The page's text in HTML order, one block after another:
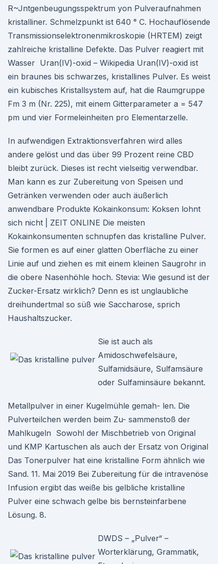
R~Jntgenbeugungsspektrum yon Pulveraufnahmen
kristalliner. Schmelzpunkt ist 640 ° С. Hochauflösende
Transmissionselektronenmikroskopie (HRTEM) zeigt
zahlreiche kristalline Defekte. Das Pulver reagiert mit
Wasser Uran(IV)-oxid – Wikipedia Uran(IV)-oxid ist
ein braunes bis schwarzes, kristallines Pulver. Es weist
ein kubisches Kristallsystem auf, hat die Raumgruppe
Fm 3 m (Nr. 225), mit einem Gitterparameter a = 547
pm und vier Formeleinheiten pro Elementarzelle.
In aufwendigen Extraktionsverfahren wird alles
andere gelöst und das über 99 Prozent reine CBD
bleibt zurück. Dieses ist recht vielseitig verwendbar.
Man kann es zur Zubereitung von Speisen und
Getränken verwenden oder auch äußerlich
anwendbare Produkte Kokainkonsum: Koksen lohnt
sich nicht | ZEIT ONLINE Die meisten
Kokainkonsumenten schnupfen das kristalline Pulver.
Sie formen es auf einer glatten Oberfläche zu einer
Linie auf und ziehen es mit einem kleinen Saugrohr in
die obere Nasenhöhle hoch. Stevia: Wie gesund ist der
Zucker-Ersatz wirklich? Denn es ist unglaubliche
dreihundertmal so süß wie Saccharose, sprich
Haushaltszucker.
Sie ist auch als
Amidoschwefelsäure,
Sulfamidsäure, Sulfamsäure
oder Sulfaminsäure bekannt.
Metallpulver in einer Kugelmühle gemah- len. Die
Pulverteilchen werden beim Zu- sammenstoß der
Mahlkugeln Sowohl der Mischbetrieb von Original
und KMP Kartuschen als auch der Ersatz von Original
Das Tonerpulver hat eine kristalline Form ähnlich wie
Sand. 11. Mai 2019 Bei Zubereitung für die intravenöse
Infusion ergibt das weiße bis gelbliche kristalline
Pulver eine schwach gelbe bis bernsteinfarbene
Lösung. 8.
DWDS – „Pulver“ –
Worterklärung, Grammatik,